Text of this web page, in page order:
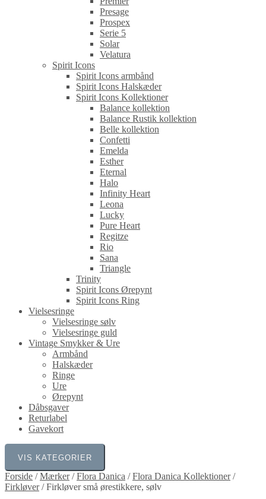
Presage
Prospex
Serie 5
Solar
Velatura
Spirit Icons
Spirit Icons armbånd
Spirit Icons Halskæder
Spirit Icons Kollektioner
Balance kollektion
Balance Rustik kollektion
Belle kollektion
Confetti
Emelda
Esther
Eternal
Halo
Infinity Heart
Leona
Lucky
Pure Heart
Regitze
Rio
Sana
Triangle
Trinity
Spirit Icons Ørepynt
Spirit Icons Ring
Vielsesringe
Vielsesringe sølv
Vielsesringe guld
Vintage Smykker & Ure
Armbånd
Halskæder
Ringe
Ure
Ørepynt
Dåbsgaver
Returlabel
Gavekort
VIS KATEGORIER
Forside /Mærker/Flora Danica /Flora Danica Kollektioner/
Firkløver/Firkløver små ørestikkere, sølv